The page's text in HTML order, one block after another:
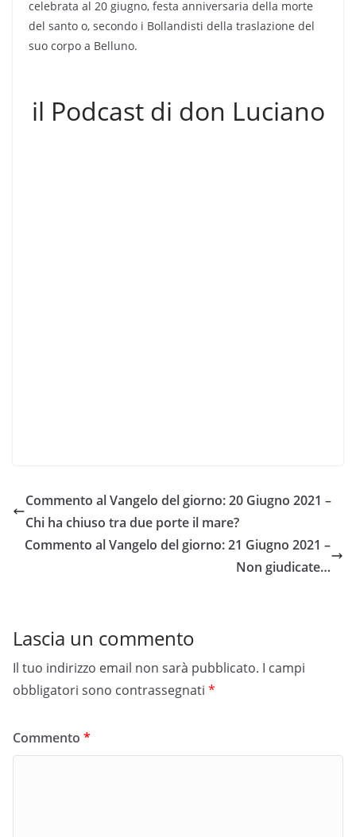
celebrata al 20 giugno, festa anniversaria della morte
del santo o, secondo i Bollandisti della traslazione del
suo corpo a Belluno.
il Podcast di don Luciano
Commento al Vangelo del giorno: 20 Giugno 2021 –
Chi ha chiuso tra due porte il mare?
Commento al Vangelo del giorno: 21 Giugno 2021 –
Non giudicate…
Lascia un commento
Il tuo indirizzo email non sarà pubblicato. I campi
obbligatori sono contrassegnati *
Commento *